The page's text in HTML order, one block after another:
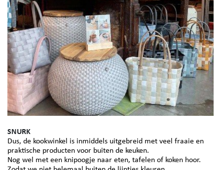
SNURK
​​​​​​​Dus, de kookwinkel is inmiddels uitgebreid met veel fraaie en
praktische producten voor buiten de keuken.
Nog wel met een knipoogje naar eten, tafelen of koken hoor.